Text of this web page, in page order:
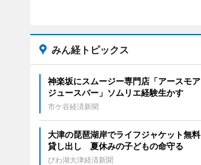
みん経トピックス
神楽坂にスムージー専門店「アースモア
ジュースバー」ソムリエ経験生かす
市ケ谷経済新聞
大津の琵琶湖岸でライフジャケット無料
貸し出し 夏休みの子どもの命守る
びわ湖大津経済新聞